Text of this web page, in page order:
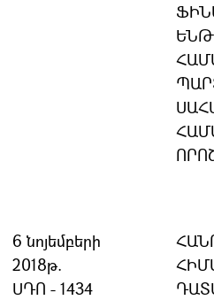
6 նոյեմբերի
2018թ.
ՍԴՈ - 1434